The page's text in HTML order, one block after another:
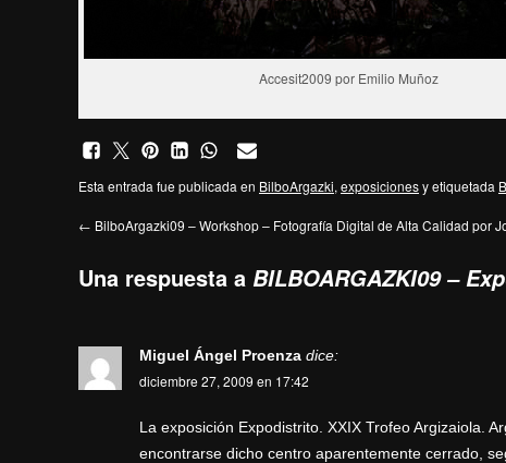
Accesit2009 por Emilio Muñoz
Esta entrada fue publicada en BilboArgazki, exposicionesy etiquetada
← BilboArgazki09 – Workshop – Fotografía Digital de Alta Calidad por
Una respuesta a BILBOARGAZKI09 –
Miguel Ángel Proenza dice:
diciembre 27, 2009 en 17:42
La exposición Expodistrito. XXIX Trofeo Argizaiola.
encontrarse dicho centro aparentemente cerrado,